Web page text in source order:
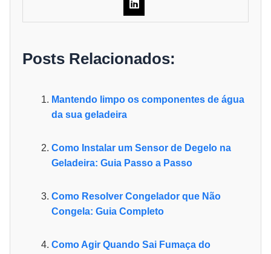
Posts Relacionados:
Mantendo limpo os componentes de água
da sua geladeira
Como Instalar um Sensor de Degelo na
Geladeira: Guia Passo a Passo
Como Resolver Congelador que Não
Congela: Guia Completo
Como Agir Quando Sai Fumaça do